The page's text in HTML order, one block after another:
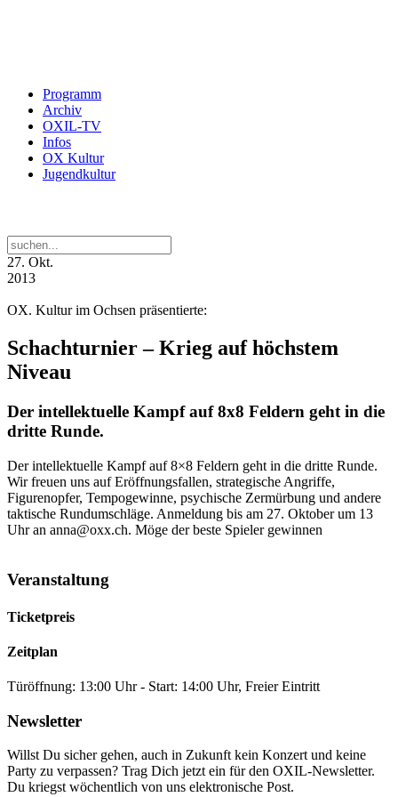
Programm
Archiv
OXIL-TV
Infos
OX Kultur
Jugendkultur
27. Okt.
2013
OX. Kultur im Ochsen präsentierte:
Schachturnier – Krieg auf höchstem
Niveau
Der intellektuelle Kampf auf 8x8 Feldern geht in die
dritte Runde.
Der intellektuelle Kampf auf 8×8 Feldern geht in die dritte Runde.
Wir freuen uns auf Eröffnungsfallen, strategische Angriffe,
Figurenopfer, Tempogewinne, psychische Zermürbung und andere
taktische Rundumschläge. Anmeldung bis am 27. Oktober um 13
Uhr an anna@oxx.ch. Möge der beste Spieler gewinnen
Veranstaltung
Ticketpreis
Zeitplan
Türöffnung: 13:00 Uhr - Start: 14:00 Uhr, Freier Eintritt
Newsletter
Willst Du sicher gehen, auch in Zukunft kein Konzert und keine
Party zu verpassen? Trag Dich jetzt ein für den OXIL-Newsletter.
Du kriegst wöchentlich von uns elektronische Post.